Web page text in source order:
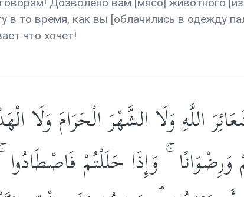
в то время, как вы [облачились в одежду
что хочет!
اللَّهِ وَلَا الشَّهْرَ الْحَرَامَ وَلَا
وَرِضْوَانًا ۚ وَإِذَا حَلَلْتُمْ